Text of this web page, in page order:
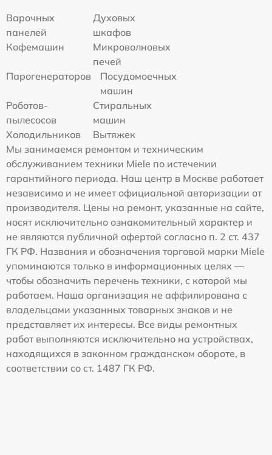
Варочных
панелей
Духовых
шкафов
Кофемашин
Микроволновых
печей
Парогенераторов
Посудомоечных
машин
Роботов-
пылесосов
Стиральных
машин
Холодильников
Вытяжек
Мы занимаемся ремонтом и техническим
обслуживанием техники Miele по истечении
гарантийного периода. Наш центр в Москве работает
независимо и не имеет официальной авторизации от
производителя. Цены на ремонт, указанные на сайте,
носят исключительно ознакомительный характер и
не являются публичной офертой согласно п. 2 ст. 437
ГК РФ. Названия и обозначения торговой марки Miele
упоминаются только в информационных целях —
чтобы обозначить перечень техники, с которой мы
работаем. Наша организация не аффилирована с
владельцами указанных товарных знаков и не
представляет их интересы. Все виды ремонтных
работ выполняются исключительно на устройствах,
находящихся в законном гражданском обороте, в
соответствии со ст. 1487 ГК РФ.